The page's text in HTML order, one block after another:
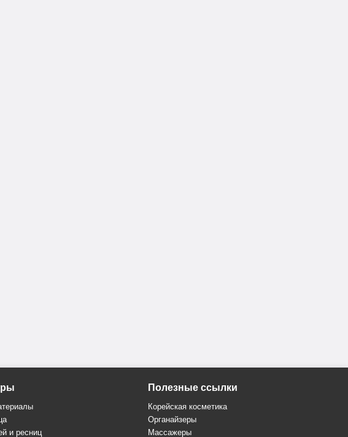
и ресниц
Полезные ссылки
Корейская косметика
Органайзеры
Массажеры